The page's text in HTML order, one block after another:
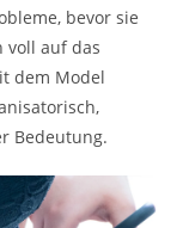
bevor sie
voll auf das
dem Model
Bedeutung.